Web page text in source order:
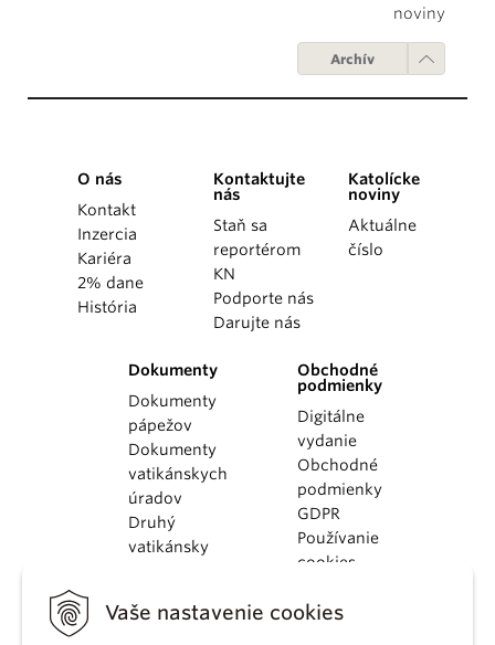
Vaše nastavenie cookies
noviny
Archív
O nás
Kontakt
Inzercia
Kariéra
2% dane
História
Kontaktujte
nás
Staň sa
reportérom
KN
Podporte nás
Darujte nás
Katolícke
noviny
Aktuálne
číslo
Dokumenty
Dokumenty
pápežov
Dokumenty
vatikánskych
úradov
Druhý
vatikánsky
KBS
Obchodné
podmienky
Digitálne
vydanie
Obchodné
podmienky
GDPR
Používanie
cookies